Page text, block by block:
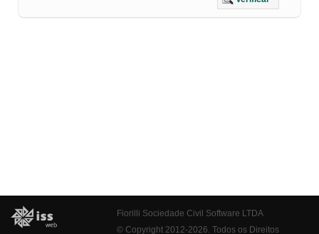
Fiorilli Sociedade Civil Software LTDA
© Copyright 2012-2026. Todos os Direitos